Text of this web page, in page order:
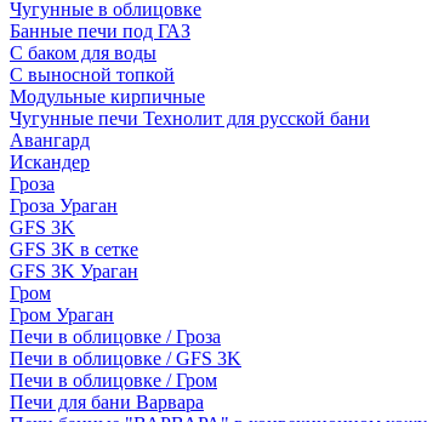
Чугунные в облицовке
Банные печи под ГАЗ
С баком для воды
С выносной топкой
Модульные кирпичные
Чугунные печи Технолит для русской бани
Авангард
Искандер
Гроза
Гроза Ураган
GFS 3K
GFS 3K в сетке
GFS 3K Ураган
Гром
Гром Ураган
Печи в облицовке / Гроза
Печи в облицовке / GFS 3K
Печи в облицовке / Гром
Печи для бани Варвара